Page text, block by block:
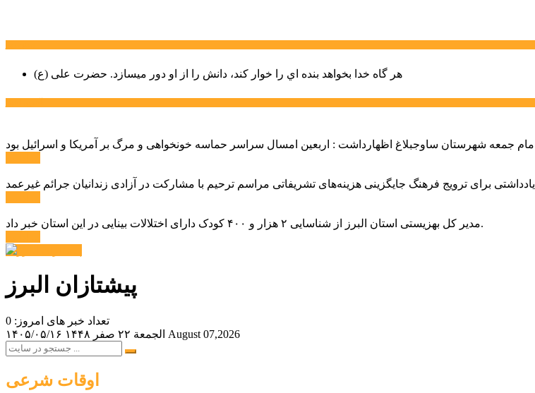
هر گاه خدا بخواهد بنده اي را خوار كند، دانش را از او دور میسازد. حضرت علی (ع)
یادداشتی برای ترویج فرهنگ جایگزینی هزینه‌های تشریفاتی مراسم ترحیم با مشارکت در آزادی زندانیان جرائم غیرعمد
مدیر کل بهزیستی استان البرز از شناسایی ۲ هزار و ۴۰۰ کودک دارای اختلالات بینایی در این استان خبر داد.
پیشتازان البرز
تعداد خبر های امروز: 0
۱۴۰۵/۰۵/۱۶
الجمعة ۲۲ صفر ۱۴۴۸ August 07,2026
اوقات شرعی